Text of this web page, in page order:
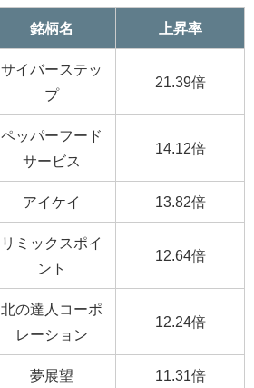
銘柄名 上昇率
サイバーステッ
プ
21.39倍
ペッパーフード
サービス
14.12倍
アイケイ 13.82倍
リミックスポイ
ント
12.64倍
北の達人コーポ
レーション
12.24倍
夢展望 11.31倍